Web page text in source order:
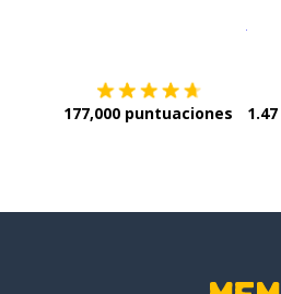
177,000 puntuaciones